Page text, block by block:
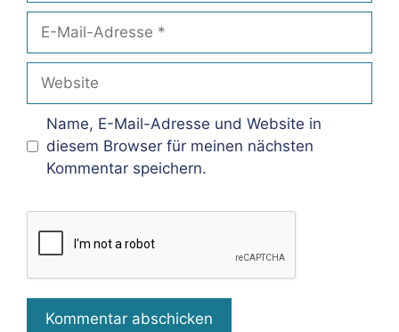
Mail-
Adresse
Name, E-Mail-Adresse und Website in
diesem Browser für meinen nächsten
Kommentar speichern.